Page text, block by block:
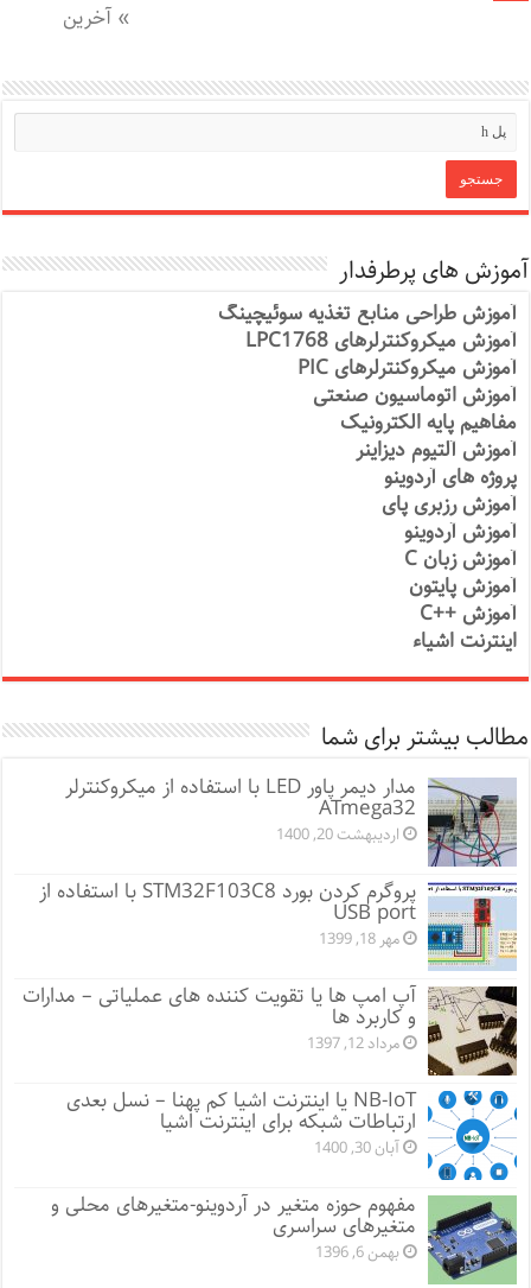
» آخرین
آموزش های پرطرفدار
آموزش طراحی منابع تغذیه سوئیچینگ
آموزش میکروکنترلرهای LPC1768
آموزش میکروکنترلرهای PIC
آموزش اتوماسیون صنعتی
مفاهیم پایه الکترونیک
آموزش آلتیوم دیزاینر
پروژه های آردوینو
آموزش رزبری پای
آموزش آردوینو
آموزش زبان C
آموزش پایتون
آموزش ++C
اینترنت اشیاء
مطالب بیشتر برای شما
مدار دیمر پاور LED با استفاده از میکروکنترلر
ATmega32
اردیبهشت 20, 1400
پروگرم کردن بورد STM32F103C8 با استفاده از
USB port
مهر 18, 1399
آپ امپ ها یا تقویت کننده های عملیاتی – مدارات
و کاربرد ها
مرداد 12, 1397
NB-IoT یا اینترنت اشیا کم پهنا – نسل بعدی
ارتباطات شبکه برای اینترنت اشیا
آبان 30, 1400
مفهوم حوزه متغیر در آردوینو-متغیرهای محلی و
متغیرهای سراسری
بهمن 6, 1396